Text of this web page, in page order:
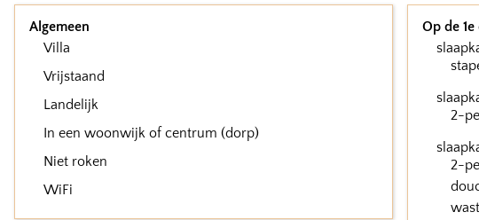
Algemeen
Villa
Vrijstaand
Landelijk
In een woonwijk of centrum (dorp)
Niet roken
WiFi
Op de 1e
2-
2-